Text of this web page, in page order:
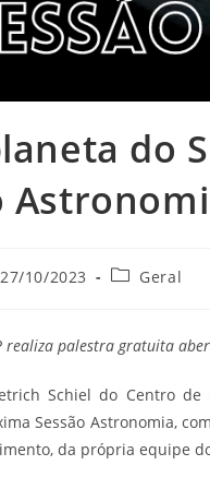
do
27/10/2023 Geral
realiza palestra gratuita
Schiel do Centro de
Sessão Astronomia,
da própria equipe